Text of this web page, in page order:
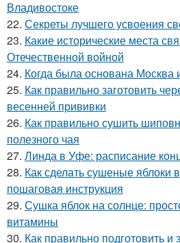
Владивостоке
22. Секреты лучшего усвоения
23. Какие исторические места
Отечественной войной
24. Когда была основана Москва
25. Как правильно заготовить
весенней прививки
26. Как правильно сушить
полезного чая
27. Линда в Уфе: расписание
28. Как сделать сушеные яблоки
пошаговая инструкция
29. Сушка яблок на солнце:
витамины
30. Как правильно подготовить и